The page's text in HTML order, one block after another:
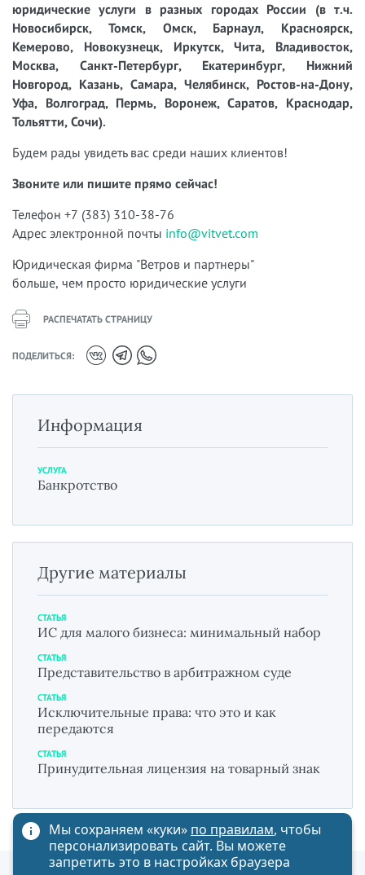
юридические услуги в разных городах России (в т.ч.
Новосибирск, Томск, Омск, Барнаул, Красноярск,
Кемерово, Новокузнецк, Иркутск, Чита, Владивосток,
Москва, Санкт-Петербург, Екатеринбург, Нижний
Новгород, Казань, Самара, Челябинск, Ростов-на-Дону,
Уфа, Волгоград, Пермь, Воронеж, Саратов, Краснодар,
Тольятти, Сочи).
Будем рады увидеть вас среди наших клиентов!
Звоните или пишите прямо сейчас!
Телефон +7 (383) 310-38-76
Адрес электронной почты info@vitvet.com
Юридическая фирма "Ветров и партнеры"
больше, чем просто юридические услуги
РАСПЕЧАТАТЬ СТРАНИЦУ
ПОДЕЛИТЬСЯ:
Информация
УСЛУГА
Банкротство
Другие материалы
СТАТЬЯ
ИС для малого бизнеса: минимальный набор
СТАТЬЯ
Представительство в арбитражном суде
СТАТЬЯ
Исключительные права: что это и как
передаются
СТАТЬЯ
Принудительная лицензия на товарный знак
Мы сохраняем «куки» по правилам, чтобы
персонализировать сайт. Вы можете
запретить это в настройках браузера